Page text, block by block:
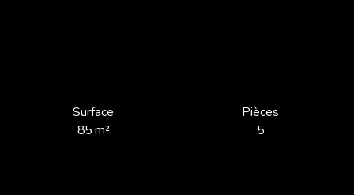
Surface
85m²
Pièces
5